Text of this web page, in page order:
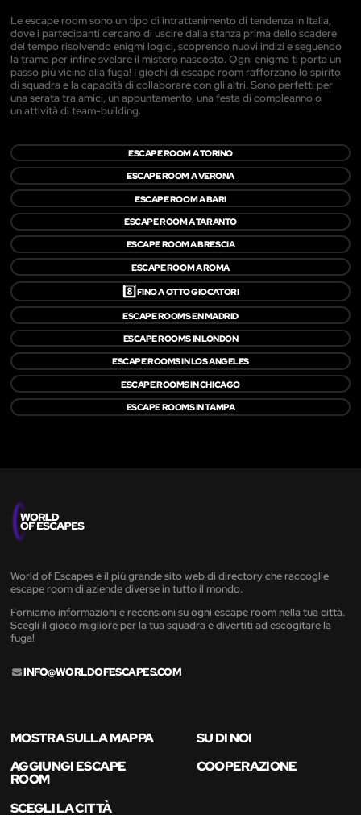
Le escape room sono un tipo di intrattenimento di tendenza in Italia,
dove i partecipanti cercano di uscire dalla stanza prima dello scadere
del tempo risolvendo enigmi logici, scoprendo nuovi indizi e seguendo
la trama per infine svelare il mistero nascosto. Ogni enigma ti porta un
passo più vicino alla fuga! I giochi di escape room rafforzano lo spirito
di squadra e la capacità di collaborare con gli altri. Sono perfetti per
una serata tra amici, un appuntamento, una festa di compleanno o
un'attività di team-building.
ESCAPE ROOM A TORINO
ESCAPE ROOM A VERONA
ESCAPE ROOM A BARI
ESCAPE ROOM A TARANTO
ESCAPE ROOM A BRESCIA
ESCAPE ROOM A ROMA
8️⃣FINO A OTTO GIOCATORI
ESCAPE ROOMS EN MADRID
ESCAPE ROOMS IN LONDON
ESCAPE ROOMS IN LOS ANGELES
ESCAPE ROOMS IN CHICAGO
ESCAPE ROOMS IN TAMPA
World of Escapes è il più grande sito web di directory che raccoglie
escape room di aziende diverse in tutto il mondo.
Forniamo informazioni e recensioni su ogni escape room nella tua città.
Scegli il gioco migliore per la tua squadra e divertiti ad escogitare la
fuga!
INFO@WORLDOFESCAPES.COM
MOSTRA SULLA MAPPA
SU DI NOI
AGGIUNGI ESCAPE
ROOM
COOPERAZIONE
SCEGLI LA CITTÀ